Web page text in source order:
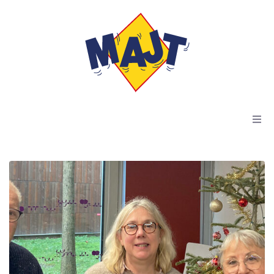
Actus
Résidences
Dispositif Kiala